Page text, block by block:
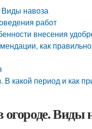
Виды навоза
работ
внесения
как
какой период и как
Виды